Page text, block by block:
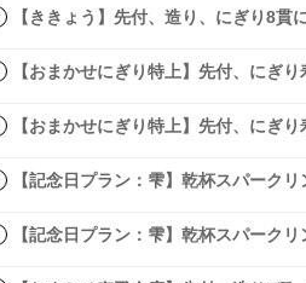
【ききょう】先付、造り、にぎり8貫
【おまかせにぎり特上】先付、にぎ
【おまかせにぎり特上】先付、にぎ
【記念日プラン：雫】乾杯スパーク
【記念日プラン：雫】乾杯スパーク